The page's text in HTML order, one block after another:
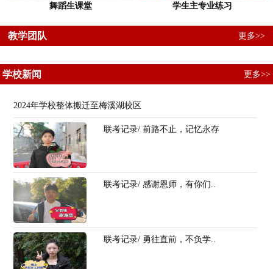
舞蹈生课堂 学生主专业练习
教学团队 更多>>
学校新闻 更多>>
2024年学校整体搬迁至梅溪湖校区
联考记录/ 前路不止，记忆永存
联考记录/ 感谢恩师，有你们..
联考记录/ 勇往直前，不负学..